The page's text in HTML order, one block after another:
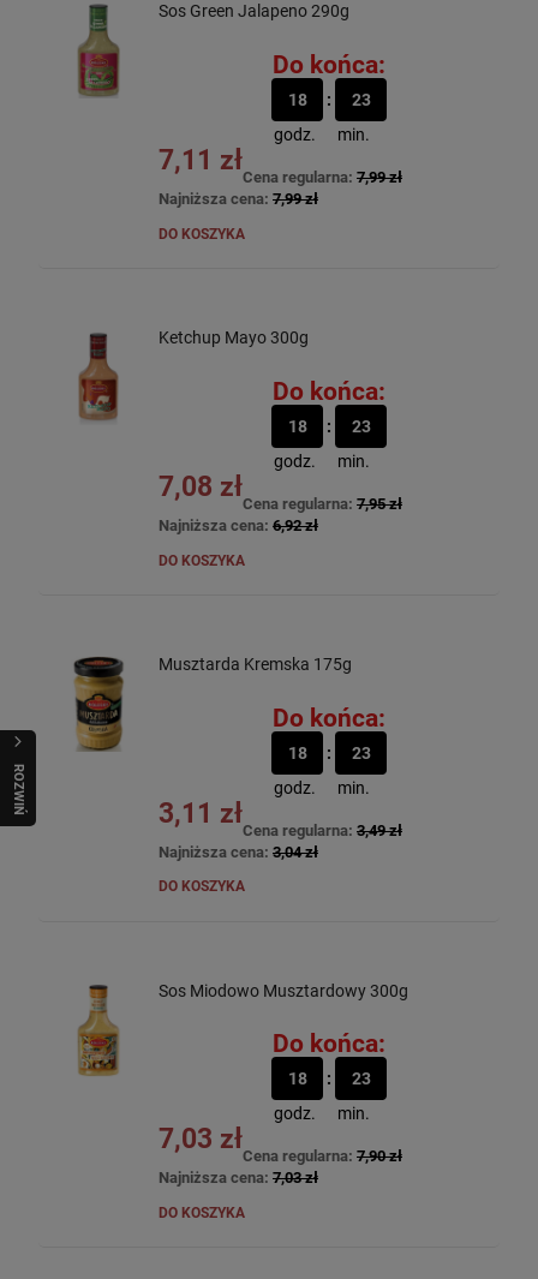
R
O
Z
W
I
Ń
O
B
I
Sos Green Jalapeno 290g
Do końca:
18
godz.
23
min.
7,11 zł
Cena regularna: 7,99 zł
Najniższa cena: 7,99 zł
DO KOSZYKA
Ketchup Mayo 300g
Do końca:
18
godz.
23
min.
7,08 zł
Cena regularna: 7,95 zł
Najniższa cena: 6,92 zł
DO KOSZYKA
Musztarda Kremska 175g
Do końca:
18
godz.
23
min.
3,11 zł
Cena regularna: 3,49 zł
Najniższa cena: 3,04 zł
DO KOSZYKA
Sos Miodowo Musztardowy 300g
Do końca:
18
godz.
23
min.
7,03 zł
Cena regularna: 7,90 zł
Najniższa cena: 7,03 zł
DO KOSZYKA